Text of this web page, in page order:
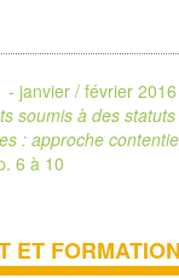
- janvier / février 2016
soumis à des
: approche
6 à 10
ET FORMATION